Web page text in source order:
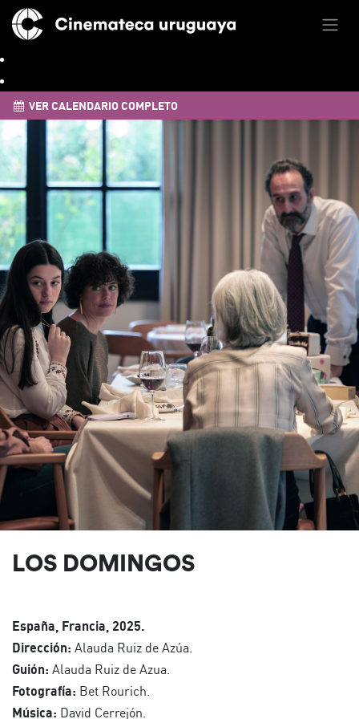
VER CALENDARIO COMPLETO
LOS DOMINGOS
España, Francia, 2025.
Dirección: Alauda Ruiz de Azúa.
Guión: Alauda Ruiz de Azua.
Fotografía: Bet Rourich.
Música: David Cerrejón.